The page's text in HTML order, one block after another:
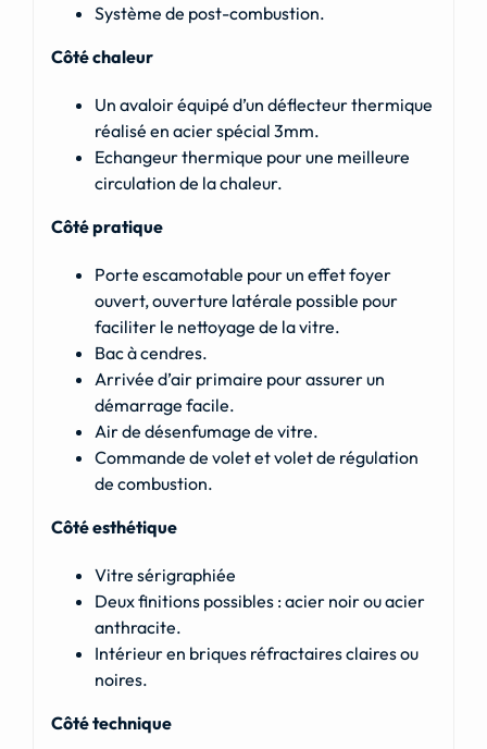
Système de post-combustion.
Côté chaleur
Un avaloir équipé d’un déflecteur thermique
réalisé en acier spécial 3mm.
Echangeur thermique pour une meilleure
circulation de la chaleur.
Côté pratique
Porte escamotable pour un effet foyer
ouvert, ouverture latérale possible pour
faciliter le nettoyage de la vitre.
Bac à cendres.
Arrivée d’air primaire pour assurer un
démarrage facile.
Air de désenfumage de vitre.
Commande de volet et volet de régulation
de combustion.
Côté esthétique
Vitre sérigraphiée
Deux finitions possibles : acier noir ou acier
anthracite.
Intérieur en briques réfractaires claires ou
noires.
Côté technique